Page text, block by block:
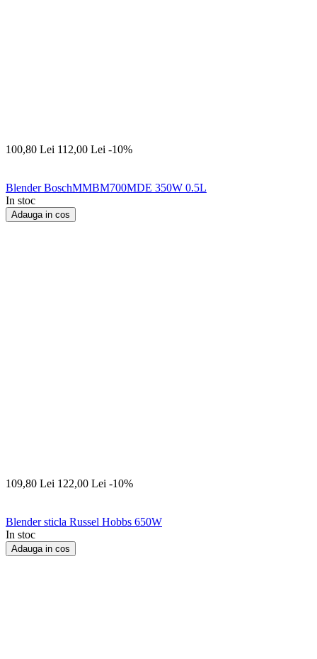
100,80 Lei 112,00 Lei -10%
Blender BoschMMBM700MDE 350W 0.5L
In stoc
Adauga in cos
109,80 Lei 122,00 Lei -10%
Blender sticla Russel Hobbs 650W
In stoc
Adauga in cos